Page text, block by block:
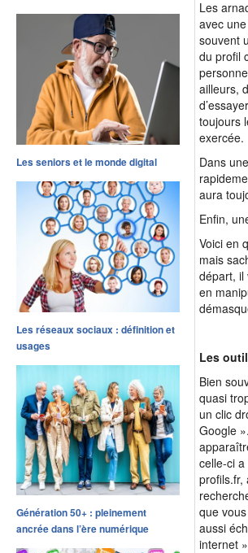
Les seniors et le monde digital
Les réseaux sociaux : définition et
usages
Génération 50+ : pleinement
ancrée dans l’ère numérique
Les
avec
souvent
du profil
ailleurs,
toujours
exercée.
Dans
aura
Enfin,
Voici en
mais
départ, il
en
Les
Bien
quasi
un clic
Google
celle-ci
profils.fr,
que
aussi
internet